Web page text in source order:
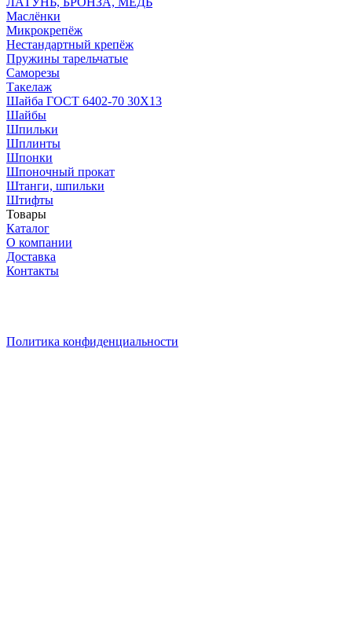
Маслёнки
Микрокрепёж
Нестандартный крепёж
Пружины тарельчатые
Саморезы
Такелаж
Шайба ГОСТ 6402-70 30Х13
Шайбы
Шпильки
Шплинты
Шпонки
Шпоночный прокат
Штанги, шпильки
Штифты
Товары
Каталог
О компании
Доставка
Контакты
Политика конфиденциальности